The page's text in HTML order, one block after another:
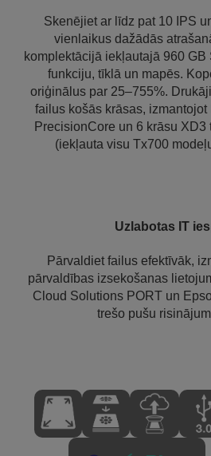
Skenējiet ar līdz pat 10 IPS
vienlaikus dažādās
komplektācijā iekļautajā 960
funkciju, tīklā un mapēs.
oriģinālus par 25–755%.
failus košās krāsas,
PrecisionCore un 6 krāsu XD3
(iekļauta visu Tx700
Uzlabotas IT
Pārvaldiet failus efektīvāk,
pārvaldības izsekošanas
Cloud Solutions PORT un
trešo pušu